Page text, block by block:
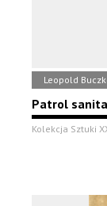
Leopold
Patrol
Kolekcja Sztuki